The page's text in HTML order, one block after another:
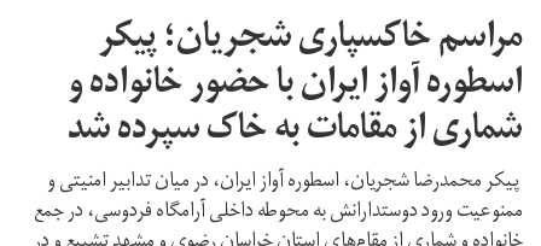
مراسم خاکسپاری شجریان؛ پیکر
اسطوره آواز ایران با حضور خانواده و
شماری از مقامات به خاک سپرده شد
پیکر محمدرضا شجریان، اسطوره آواز ایران، در میان تدابیر امنیتی و
ممنوعیت ورود دوستدارانش به محوطه داخلی آرامگاه فردوسی، در جمع